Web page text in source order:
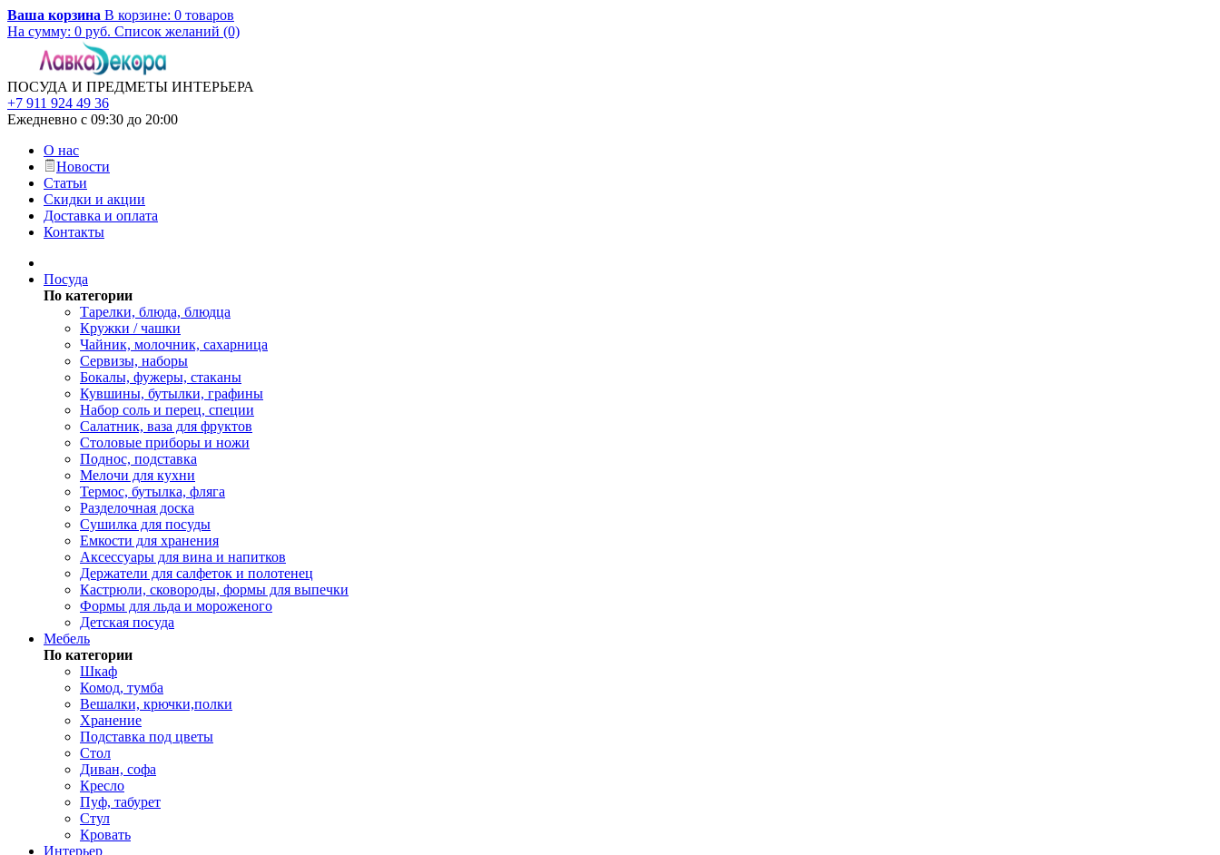
Ваша корзина В корзине: 0 товаров
На сумму: 0 руб. Список желаний (0)
ПОСУДА И ПРЕДМЕТЫ ИНТЕРЬЕРА
+7 911 924 49 36
Ежедневно с 09:30 до 20:00
О нас
Новости
Статьи
Скидки и акции
Доставка и оплата
Контакты
Посуда
По категории
Тарелки, блюда, блюдца
Кружки / чашки
Чайник, молочник, сахарница
Сервизы, наборы
Бокалы, фужеры, стаканы
Кувшины, бутылки, графины
Набор соль и перец, специи
Салатник, ваза для фруктов
Столовые приборы и ножи
Поднос, подставка
Мелочи для кухни
Термос, бутылка, фляга
Разделочная доска
Сушилка для посуды
Емкости для хранения
Аксессуары для вина и напитков
Держатели для салфеток и полотенец
Кастрюли, сковороды, формы для выпечки
Формы для льда и мороженого
Детская посуда
Мебель
По категории
Шкаф
Комод, тумба
Вешалки, крючки,полки
Хранение
Подставка под цветы
Стол
Диван, софа
Кресло
Пуф, табурет
Стул
Кровать
Интерьер